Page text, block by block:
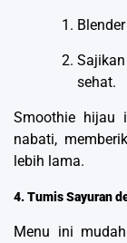
sehat.
Smoothie hijau
nabati,
lebih lama.
4. Tumis Sayuran
Menu ini